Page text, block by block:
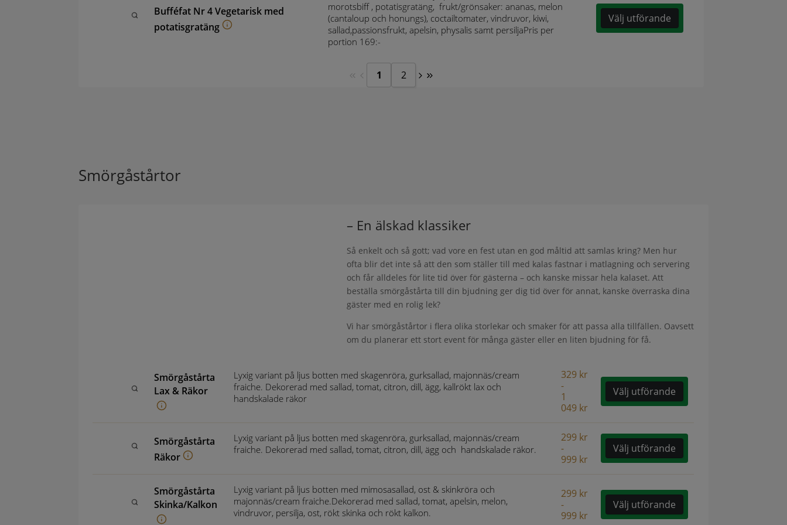
Bufféfat Nr 4 Vegetarisk med
potatisgratäng
morotsbiff , potatisgratäng, frukt/grönsaker: ananas, melon
(cantaloup och honungs), coctailtomater, vindruvor, kiwi,
sallad,passionsfrukt, apelsin, physalis samt persiljaPris per
portion 169:-
Välj utförande
1 2
Smörgåstårtor
– En älskad klassiker
Så enkelt och så gott; vad vore en fest utan en god måltid att samlas kring? Men hur
ofta blir det inte så att den som ställer till med kalas fastnar i matlagning och servering
och får alldeles för lite tid över för gästerna – och kanske missar hela kalaset. Att
beställa smörgåstårta till din bjudning ger dig tid över för annat, kanske överraska dina
gäster med en rolig lek?
Vi har smörgåstårtor i flera olika storlekar och smaker för att passa alla tillfällen. Oavsett
om du planerar ett stort event för många gäster eller en liten bjudning för få.
Smörgåstårta
Lax & Räkor
Lyxig variant på ljus botten med skagenröra, gurksallad, majonnäs/cream
fraiche. Dekorerad med sallad, tomat, citron, dill, ägg, kallrökt lax och
handskalade räkor
329 kr
-
1
049 kr
Välj utförande
Smörgåstårta
Räkor
Lyxig variant på ljus botten med skagenröra, gurksallad, majonnäs/cream
fraiche. Dekorerad med sallad, tomat, citron, dill, ägg och handskalade räkor.
299 kr
-
999 kr
Välj utförande
Smörgåstårta
Skinka/Kalkon
Lyxig variant på ljus botten med mimosasallad, ost & skinkröra och
majonnäs/cream fraiche.Dekorerad med sallad, tomat, apelsin, melon,
vindruvor, persilja, ost, rökt skinka och rökt kalkon.
299 kr
-
999 kr
Välj utförande